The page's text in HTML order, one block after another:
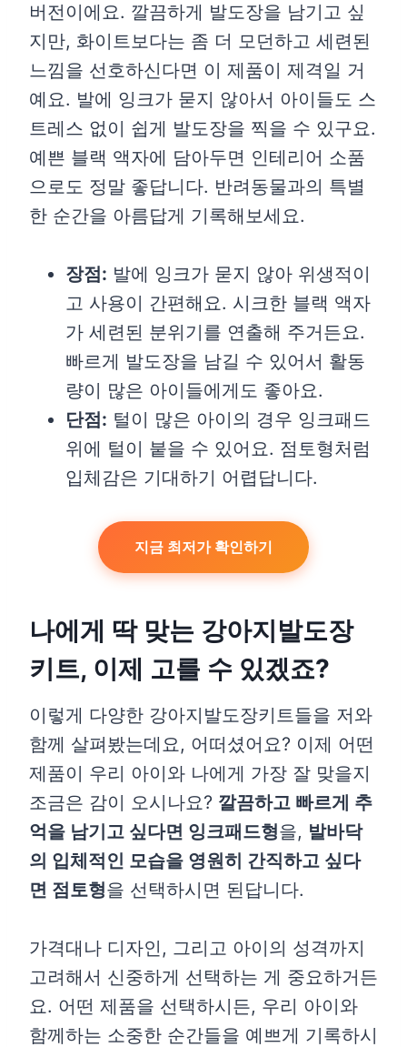
버전이에요. 깔끔하게 발도장을 남기고 싶
지만, 화이트보다는 좀 더 모던하고 세련된
느낌을 선호하신다면 이 제품이 제격일 거
예요. 발에 잉크가 묻지 않아서 아이들도 스
트레스 없이 쉽게 발도장을 찍을 수 있구요.
예쁜 블랙 액자에 담아두면 인테리어 소품
으로도 정말 좋답니다. 반려동물과의 특별
한 순간을 아름답게 기록해보세요.
장점: 발에 잉크가 묻지 않아 위생적이
고 사용이 간편해요. 시크한 블랙 액자
가 세련된 분위기를 연출해 주거든요.
빠르게 발도장을 남길 수 있어서 활동
량이 많은 아이들에게도 좋아요.
단점: 털이 많은 아이의 경우 잉크패드
위에 털이 붙을 수 있어요. 점토형처럼
입체감은 기대하기 어렵답니다.
지금 최저가 확인하기
나에게 딱 맞는 강아지발도장
키트, 이제 고를 수 있겠죠?
이렇게 다양한 강아지발도장키트들을 저와
함께 살펴봤는데요, 어떠셨어요? 이제 어떤
제품이 우리 아이와 나에게 가장 잘 맞을지
조금은 감이 오시나요? 깔끔하고 빠르게 추
억을 남기고 싶다면 잉크패드형을, 발바닥
의 입체적인 모습을 영원히 간직하고 싶다
면 점토형을 선택하시면 된답니다.
가격대나 디자인, 그리고 아이의 성격까지
고려해서 신중하게 선택하는 게 중요하거든
요. 어떤 제품을 선택하시든, 우리 아이와
함께하는 소중한 순간들을 예쁘게 기록하시